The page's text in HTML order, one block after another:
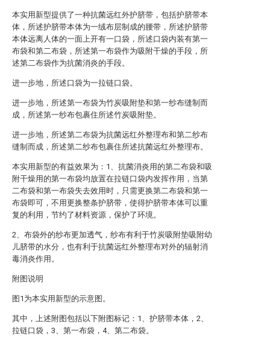
本实用新型提供了一种抗菌远红外护脐带，包括护脐带本
体，所述护脐带本体为一绒布层制成的腰带，所述护脐带
本体远离人体的一面上开有一口袋，所述口袋内装有第一
布袋和第二布袋，所述第一布袋作为吸附干燥的手段，所
述第二布袋作为抗菌消炎的手段。
进一步地，所述口袋为一拉链口袋。
进一步地，所述第一布袋为竹炭吸附垫和第一纱布缝制而
成，所述第一纱布包裹住所述竹炭吸附垫。
进一步地，所述第二布袋为抗菌远红外整理布和第二纱布
缝制而成，所述第二纱布包裹住所述抗菌远红外整理布。
本实用新型的有益效果为：1、抗菌消炎用的第二布袋和吸
附干燥用的第一布袋均放置在拉链口袋内发挥作用，当第
二布袋和第一布袋失去效用时，只需更换第二布袋和第一
布袋即可，不用更换整条护脐带，使得护脐带本体可以重
复的利用，节约了材料资源，保护了环境。
2、布袋外的纱布更加透气，纱布有利于竹炭吸附垫吸附幼
儿脐带的水分，也有利于抗菌远红外整理布对外的辐射消
毒消炎作用。
附图说明
图1为本实用新型的示意图。
其中，上述附图包括以下附图标记：1、护脐带本体，2、
拉链口袋，3、第一布袋，4、第二布袋。